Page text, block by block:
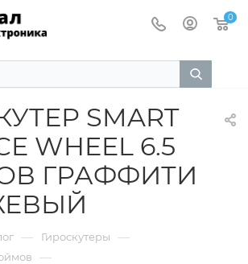
0
SMART
WHEEL 6.5
ГРАФФИТИ
— Гироскутеры —
—